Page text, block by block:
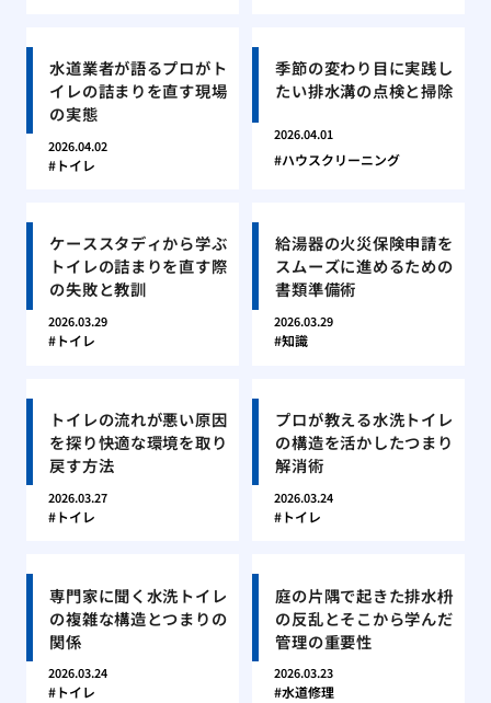
水道業者が語るプロがト
イレの詰まりを直す現場
の実態
2026.04.02
トイレ
季節の変わり目に実践し
たい排水溝の点検と掃除
2026.04.01
ハウスクリーニング
ケーススタディから学ぶ
トイレの詰まりを直す際
の失敗と教訓
2026.03.29
トイレ
給湯器の火災保険申請を
スムーズに進めるための
書類準備術
2026.03.29
知識
トイレの流れが悪い原因
を探り快適な環境を取り
戻す方法
2026.03.27
トイレ
プロが教える水洗トイレ
の構造を活かしたつまり
解消術
2026.03.24
トイレ
専門家に聞く水洗トイレ
の複雑な構造とつまりの
関係
2026.03.24
トイレ
庭の片隅で起きた排水枡
の反乱とそこから学んだ
管理の重要性
2026.03.23
水道修理